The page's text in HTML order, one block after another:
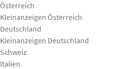
Österreich
Kleinanzeigen Österreich
Deutschland
Kleinanzeigen Deutschland
Schweiz
Italien